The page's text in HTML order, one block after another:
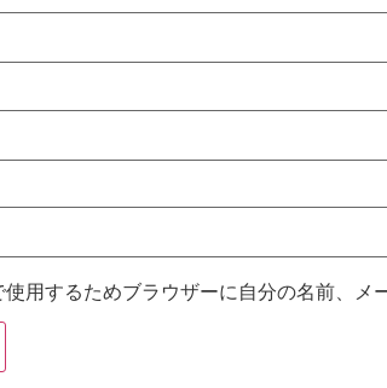
用するためブラウザーに自分の名前、メ